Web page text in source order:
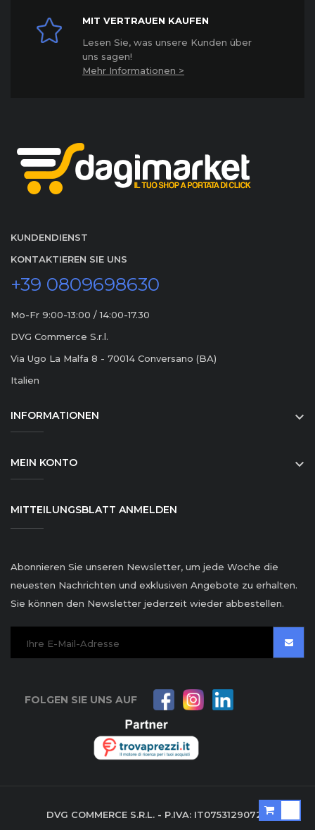
MIT VERTRAUEN KAUFEN
Lesen Sie, was unsere Kunden über
uns sagen!
Mehr Informationen >
KUNDENDIENST
KONTAKTIEREN SIE UNS
+39 0809698630
Mo-Fr 9:00-13:00 / 14:00-17.30
DVG Commerce S.r.l.
Via Ugo La Malfa 8 - 70014 Conversano (BA)
Italien
INFORMATIONEN 
MEIN KONTO 
MITTEILUNGSBLATT ANMELDEN
Abonnieren Sie unseren Newsletter, um jede Woche die
neuesten Nachrichten und exklusiven Angebote zu erhalten.
Sie können den Newsletter jederzeit wieder abbestellen.
FOLGEN SIE UNS AUF
DVG COMMERCE S.R.L. - P.IVA: IT07531290729